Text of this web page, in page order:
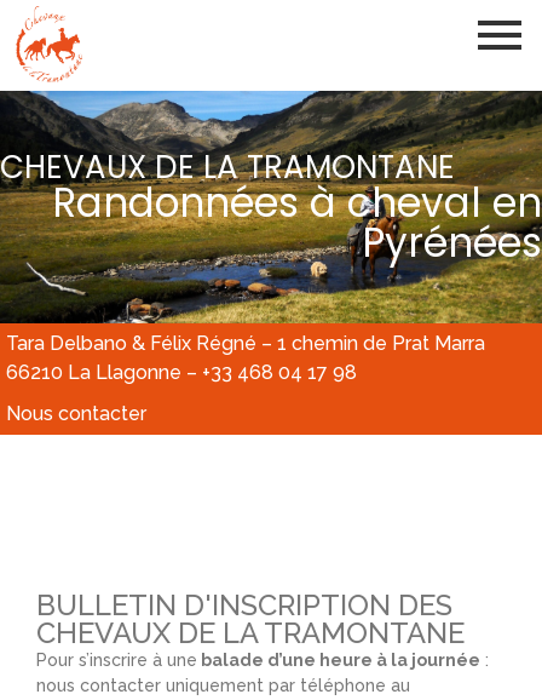
CHEVAUX DE LA TRAMONTANE
Randonnées à cheval en
Pyrénées
Tara Delbano & Félix Régné – 1 chemin de Prat Marra
66210 La Llagonne – +33 468 04 17 98
Nous contacter
BULLETIN D'INSCRIPTION DES
CHEVAUX DE LA TRAMONTANE
Pour s’inscrire à une balade d’une heure à la journée :
nous contacter uniquement par téléphone au